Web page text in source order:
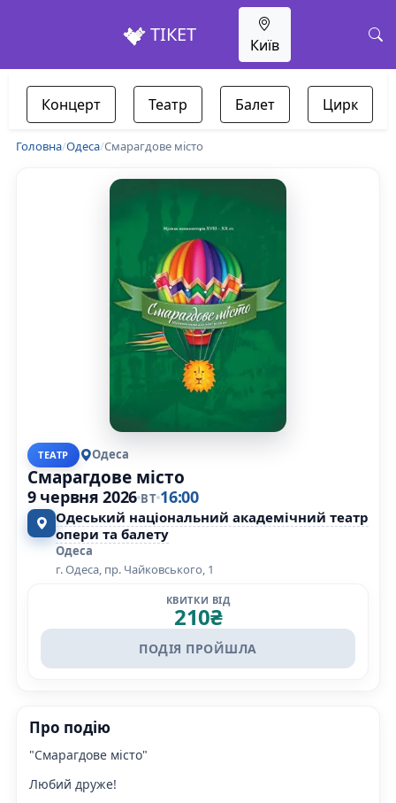
ТІКЕТ Київ
Концерт Театр Балет Цирк
Головна/Одеса/Смарагдове місто
ТЕАТР Одеса
Смарагдове місто
9 червня 2026 ВТ 16:00
Одеський національний академічний театр
опери та балету
Одеса
г. Одеса, пр. Чайковського, 1
КВИТКИ ВІД
210₴
ПОДІЯ ПРОЙШЛА
Про подію
"Смарагдове місто"
Любий друже!